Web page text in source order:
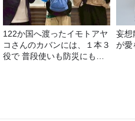
122か国へ渡ったイモトアヤ
コさんのカバンには、１本３
役で 普段使いも防災にもな
妄想
が愛